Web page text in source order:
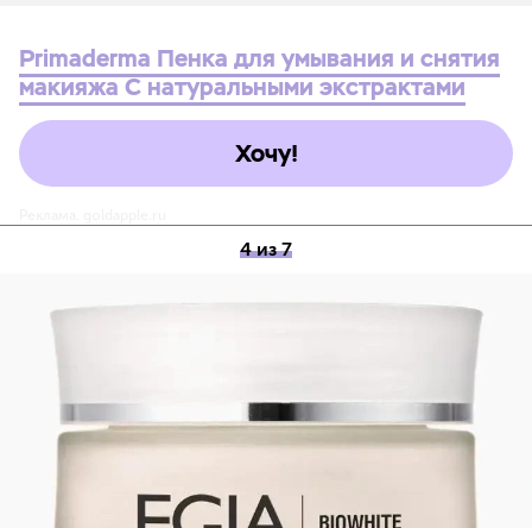
Primaderma Пенка для умывания и снятия
макияжа С натуральными экстрактами
Хочу!
4 из 7